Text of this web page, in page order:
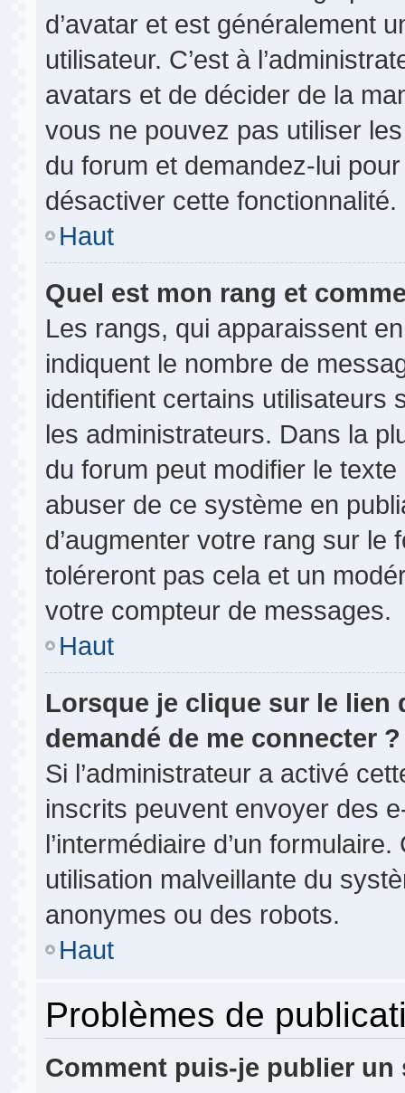
d’avatar et est généralement
utilisateur. C’est à
avatars et de décider de la
vous ne pouvez pas utiliser
du forum et demandez-lui
désactiver cette fonctionnalité.
Haut
Quel est mon rang et
Les rangs, qui apparaissent
indiquent le nombre de
identifient certains utilisateurs
les administrateurs. Dans la
du forum peut modifier le
abuser de ce système en
d’augmenter votre rang sur
toléreront pas cela et un
votre compteur de messages.
Haut
Lorsque je clique sur le lien
demandé de me connecter ?
Si l’administrateur a activé
inscrits peuvent envoyer des
l’intermédiaire d’un
utilisation malveillante du
anonymes ou des robots.
Haut
Problèmes de
Comment puis-je publier